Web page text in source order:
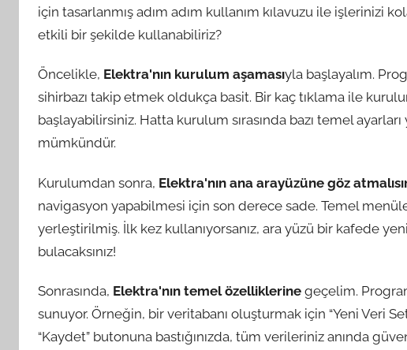
için tasarlanmış adım adım kullanım kılavuzu ile işlerinizi
etkili bir şekilde kullanabiliriz?
Öncelikle, Elektra'nın kurulum aşamasıyla başlayalım.
sihirbazı takip etmek oldukça basit. Bir kaç tıklama ile
başlayabilirsiniz. Hatta kurulum sırasında bazı temel
mümkündür.
Kurulumdan sonra, Elektra'nın ana arayüzüne göz
navigasyon yapabilmesi için son derece sade. Temel
yerleştirilmiş. İlk kez kullanıyorsanız, ara yüzü bir kafede
bulacaksınız!
Sonrasında, Elektra'nın temel özelliklerine geçelim.
sunuyor. Örneğin, bir veritabanı oluşturmak için “Yeni Veri
“Kaydet” butonuna bastığınızda, tüm verileriniz anında